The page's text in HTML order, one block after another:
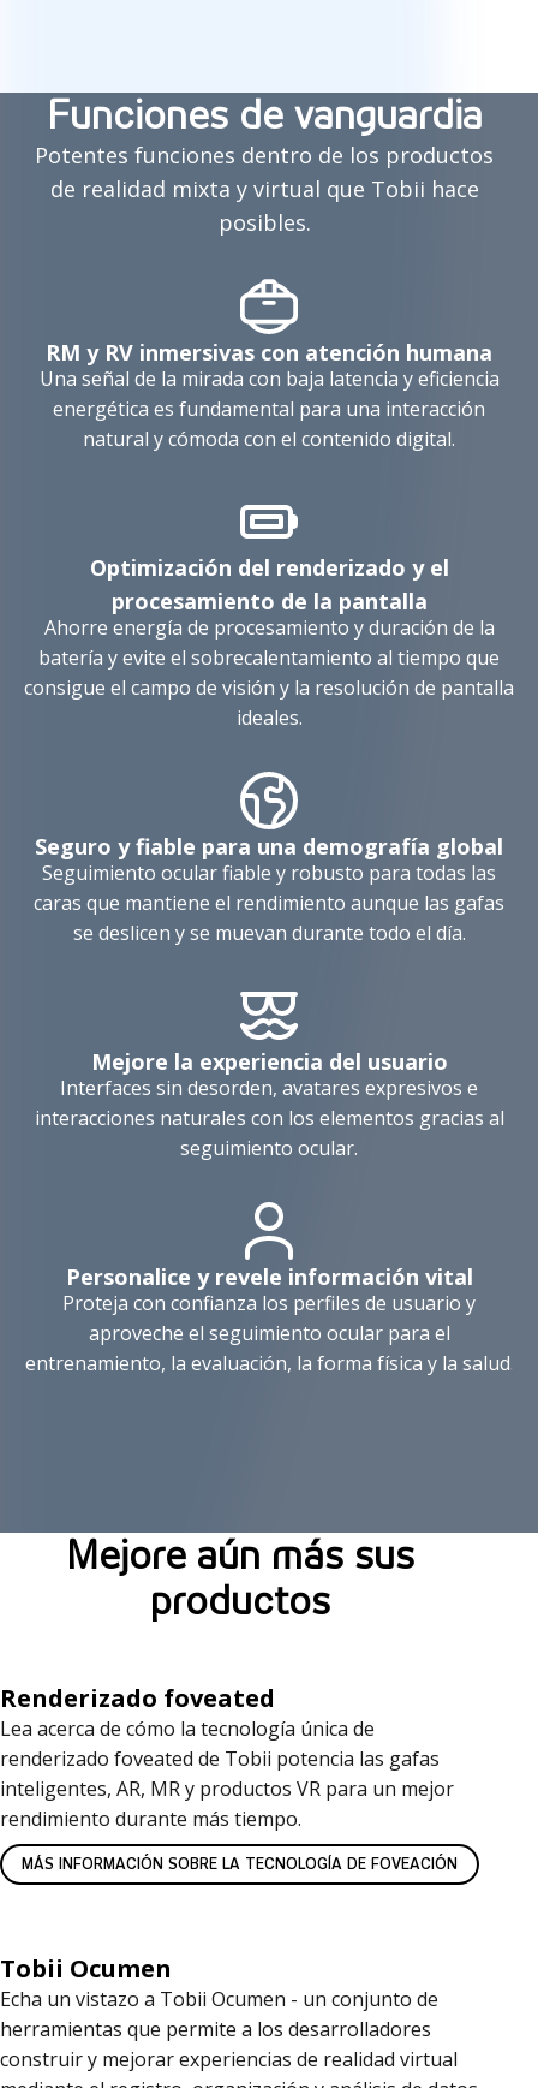
Funciones de vanguardia
Potentes funciones dentro de los productos
de realidad mixta y virtual que Tobii hace
posibles.
RM y RV inmersivas con atención humana
Una señal de la mirada con baja latencia y eficiencia
energética es fundamental para una interacción
natural y cómoda con el contenido digital.
Optimización del renderizado y el
procesamiento de la pantalla
Ahorre energía de procesamiento y duración de la
batería y evite el sobrecalentamiento al tiempo que
consigue el campo de visión y la resolución de pantalla
ideales.
Seguro y fiable para una demografía global
Seguimiento ocular fiable y robusto para todas las
caras que mantiene el rendimiento aunque las gafas
se deslicen y se muevan durante todo el día.
Mejore la experiencia del usuario
Interfaces sin desorden, avatares expresivos e
interacciones naturales con los elementos gracias al
seguimiento ocular.
Personalice y revele información vital
Proteja con confianza los perfiles de usuario y
aproveche el seguimiento ocular para el
entrenamiento, la evaluación, la forma física y la salud.
Mejore aún más sus
productos
Renderizado foveated
Lea acerca de cómo la tecnología única de
renderizado foveated de Tobii potencia las gafas
inteligentes, AR, MR y productos VR para un mejor
rendimiento durante más tiempo.
MÁS INFORMACIÓN SOBRE LA TECNOLOGÍA DE FOVEACIÓN
Tobii Ocumen
Echa un vistazo a Tobii Ocumen - un conjunto de
herramientas que permite a los desarrolladores
construir y mejorar experiencias de realidad virtual